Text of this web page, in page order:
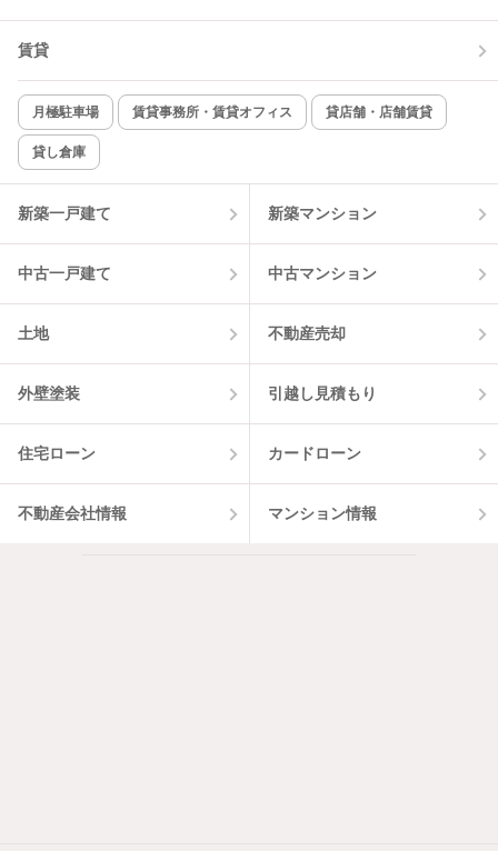
賃貸
月極駐車場 賃貸事務所・賃貸オフィス 貸店舗・店舗賃貸
貸し倉庫
新築一戸建て 新築マンション
中古一戸建て 中古マンション
土地 不動産売却
外壁塗装 引越し見積もり
住宅ローン カードローン
不動産会社情報 マンション情報